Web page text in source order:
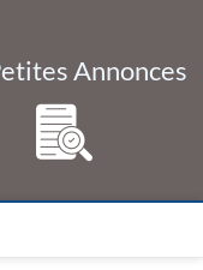
Annonces